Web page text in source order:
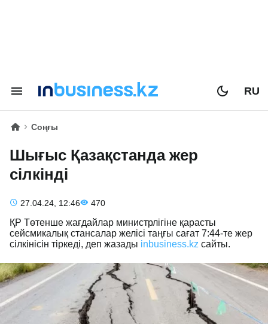
RU
Соңғы
Шығыс Қазақстанда жер
сілкінді
27.04.24, 12:46 470
ҚР Төтенше жағдайлар министрлігіне қарасты
сейсмикалық стансалар желісі таңғы сағат 7:44-те жер
сілкінісін тіркеді, деп жазады inbusiness.kz сайты.